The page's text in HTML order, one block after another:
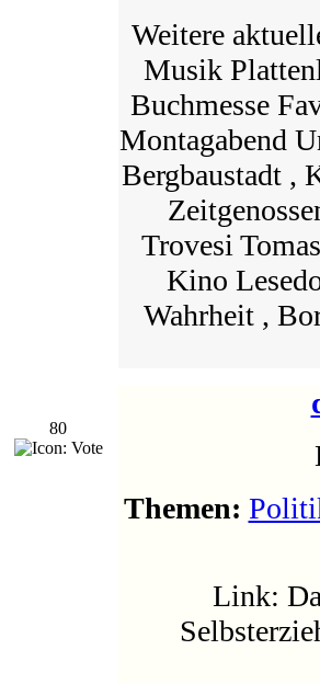
Weitere
Musik
Buchmesse
Montagabend
Bergbaustadt ,
Trovesi
Kino
Wahrheit ,
80
Themen:
Link: